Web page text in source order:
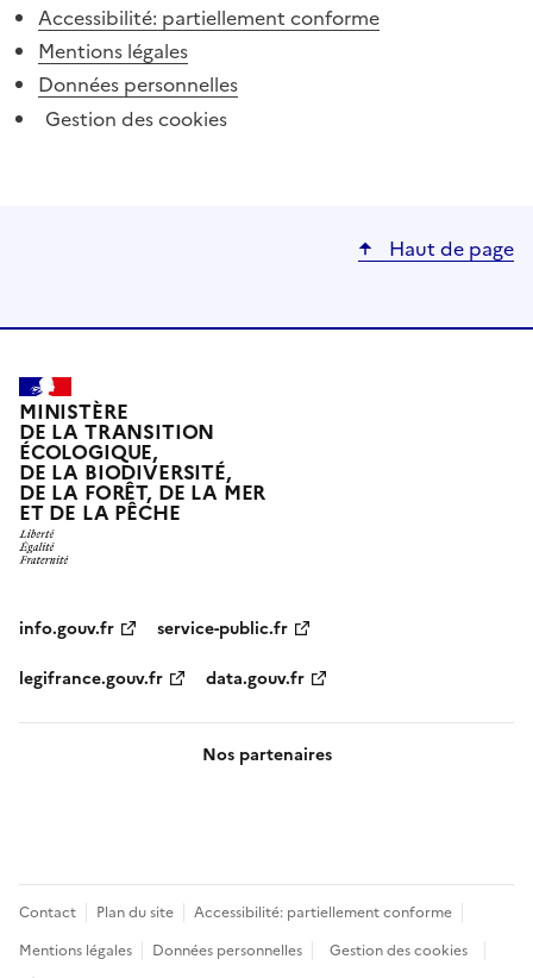
Accessibilité: partiellement conforme
Mentions légales
Données personnelles
Gestion des cookies
Haut de page
MINISTÈRE
DE LA TRANSITION
ÉCOLOGIQUE,
DE LA BIODIVERSITÉ,
DE LA FORÊT, DE LA MER
ET DE LA PÊCHE
info.gouv.fr
service-public.fr
legifrance.gouv.fr
data.gouv.fr
Nos partenaires
Pied
de
Contact Plan du site
Accessibilité: partiellement conforme
Mentions légales
Données personnelles
Gestion des cookies